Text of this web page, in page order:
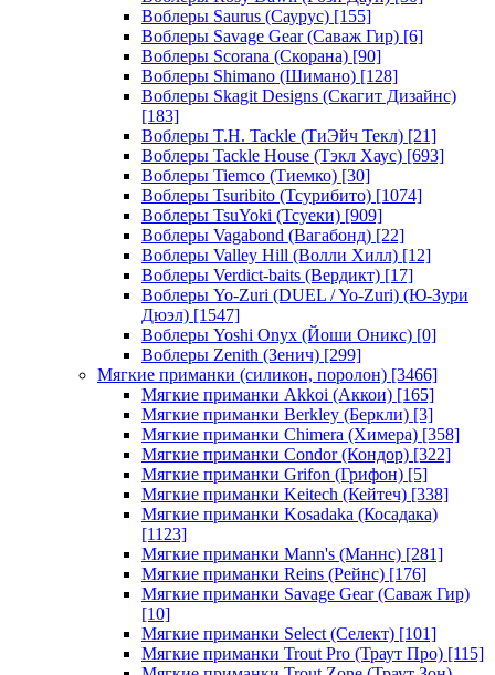
Воблеры Saurus (Саурус) [155]
Воблеры Savage Gear (Саваж Гир) [6]
Воблеры Scorana (Скорана) [90]
Воблеры Shimano (Шимано) [128]
Воблеры Skagit Designs (Скагит Дизайнс)
[183]
Воблеры T.H. Tackle (ТиЭйч Текл) [21]
Воблеры Tackle House (Тэкл Хаус) [693]
Воблеры Tiemco (Тиемко) [30]
Воблеры Tsuribito (Тсурибито) [1074]
Воблеры TsuYoki (Тсуеки) [909]
Воблеры Vagabond (Вагабонд) [22]
Воблеры Valley Hill (Волли Хилл) [12]
Воблеры Verdict-baits (Вердикт) [17]
Воблеры Yo-Zuri (DUEL / Yo-Zuri) (Ю-Зури
Дюэл) [1547]
Воблеры Yoshi Onyx (Йоши Оникс) [0]
Воблеры Zenith (Зенич) [299]
Мягкие приманки (силикон, поролон) [3466]
Мягкие приманки Akkoi (Аккои) [165]
Мягкие приманки Berkley (Беркли) [3]
Мягкие приманки Chimera (Химера) [358]
Мягкие приманки Condor (Кондор) [322]
Мягкие приманки Grifon (Грифон) [5]
Мягкие приманки Keitech (Кейтеч) [338]
Мягкие приманки Kosadaka (Косадака)
[1123]
Мягкие приманки Mann's (Маннс) [281]
Мягкие приманки Reins (Рейнс) [176]
Мягкие приманки Savage Gear (Саваж Гир)
[10]
Мягкие приманки Select (Селект) [101]
Мягкие приманки Trout Pro (Траут Про) [115]